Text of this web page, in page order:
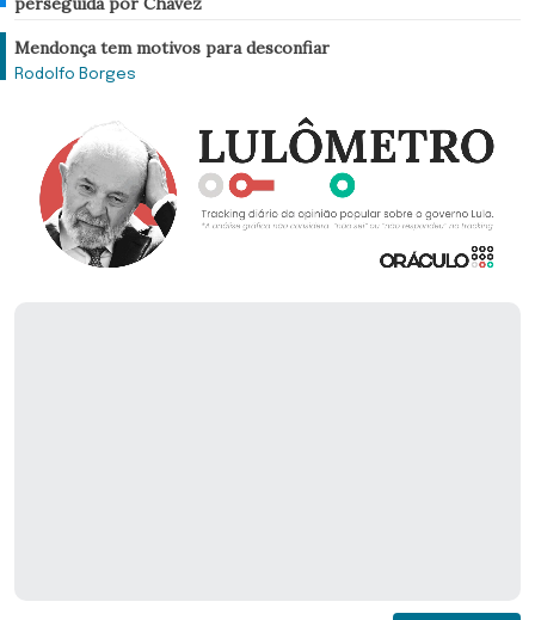
Análise
Mendonça tem motivos para desconfiar
Rodolfo Borges